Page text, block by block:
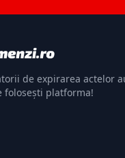
de expirarea actelor
folosești platforma!